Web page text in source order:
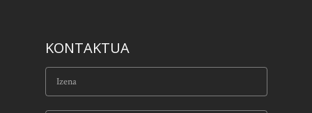
KONTAKTUA